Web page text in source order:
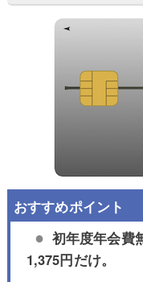
初年度年会費
1,375円だけ。